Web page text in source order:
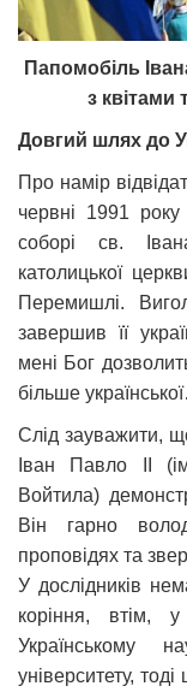
Папомобіль
з квітами
Довгий шлях до
Про намір
червні 1991
соборі св.
католицької
Перемишлі.
завершив її
мені Бог
більше
Слід зауважити,
Іван Павло ІІ
Войтила)
Він гарно
проповідях та
У дослідників
коріння, втім,
Українському
університету,